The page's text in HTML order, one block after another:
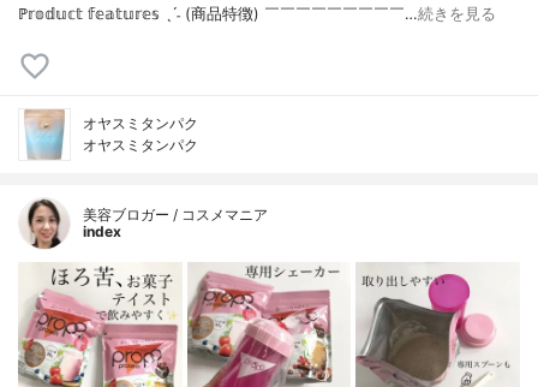
ℙ𝕣𝕠𝕕𝕦𝕔𝕥 𝕗𝕖𝕒𝕥𝕦𝕣𝕖𝕤 ˎˊ˗ (商品特徴) ￣￣￣￣￣￣￣￣￣…続きを見る
オヤスミタンパク
オヤスミタンパク
美容ブロガー / コスメマニア
index